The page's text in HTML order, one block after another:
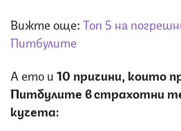
Вижте още:Топ 5 на
Питбулите
A eто и10 причини, които
Питбулите в страхотни
кучета: